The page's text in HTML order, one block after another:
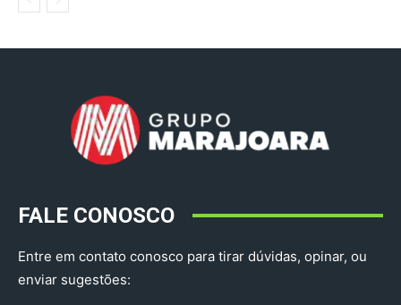
FALE CONOSCO
Entre em contato conosco para tirar dúvidas, opinar, ou
enviar sugestões: